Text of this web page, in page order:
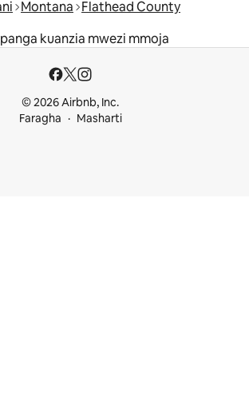
Montana Flathead County
kuanzia mwezi mmoja
© 2026 Airbnb, Inc.
Faragha
Masharti